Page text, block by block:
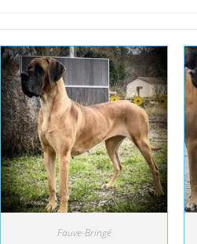
Fauve-Bringé